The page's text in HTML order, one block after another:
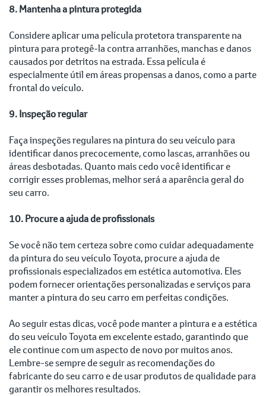
8. Mantenha a pintura protegida
Considere aplicar uma película protetora transparente na
pintura para protegê-la contra arranhões, manchas e danos
causados por detritos na estrada. Essa película é
especialmente útil em áreas propensas a danos, como a parte
frontal do veículo.
9. Inspeção regular
Faça inspeções regulares na pintura do seu veículo para
identificar danos precocemente, como lascas, arranhões ou
áreas desbotadas. Quanto mais cedo você identificar e
corrigir esses problemas, melhor será a aparência geral do
seu carro.
10. Procure a ajuda de profissionais
Se você não tem certeza sobre como cuidar adequadamente
da pintura do seu veículo Toyota, procure a ajuda de
profissionais especializados em estética automotiva. Eles
podem fornecer orientações personalizadas e serviços para
manter a pintura do seu carro em perfeitas condições.
Ao seguir estas dicas, você pode manter a pintura e a estética
do seu veículo Toyota em excelente estado, garantindo que
ele continue com um aspecto de novo por muitos anos.
Lembre-se sempre de seguir as recomendações do
fabricante do seu carro e de usar produtos de qualidade para
garantir os melhores resultados.